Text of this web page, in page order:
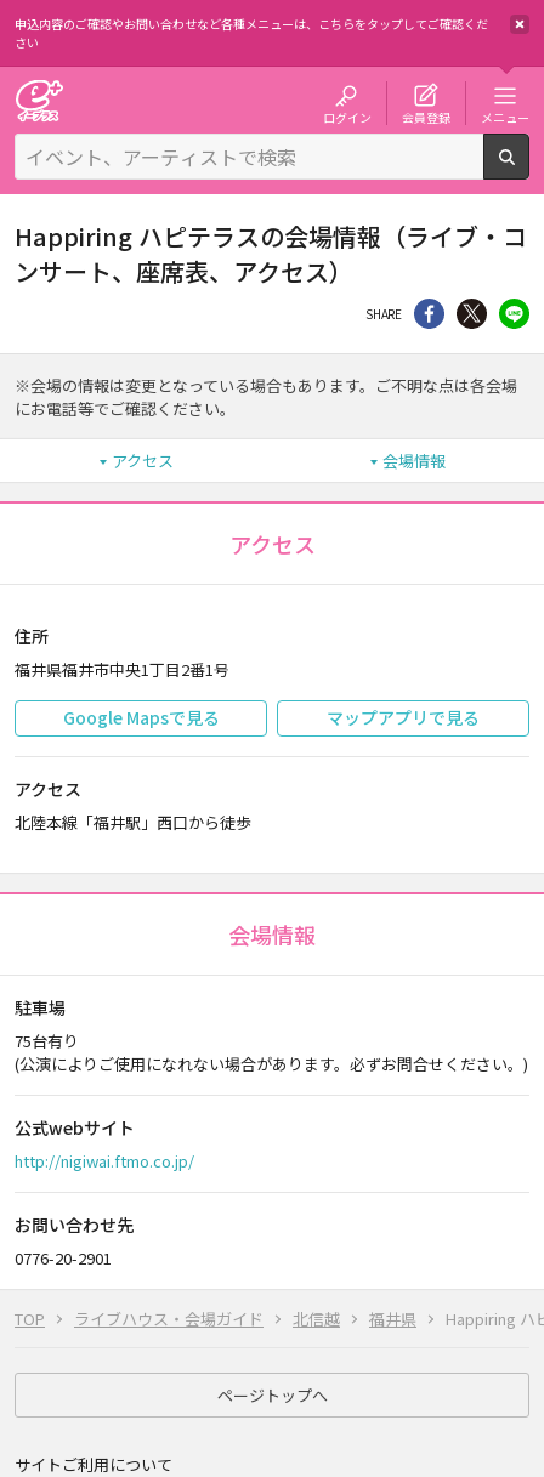
申込内容のご確認やお問い合わせなど各種メニューは、 こちらをタップしてご確認くだ
さい
ログイン 会員登録 メニュー
TOP ライブハウス・会場ガイド 北信越 福井県 Happiring ハ
Happiring ハピテラスの会場情報（ライブ・コ
ンサート、座席表、アクセス）
SHARE シェア Twitter
※会場の情報は変更となっている場合もあります。ご不明な点は各会場
にお電話等でご確認ください。
アクセス 会場情報
アクセス
住所
福井県福井市中央1丁目2番1号
Google Mapsで見る マップアプリで見る
アクセス
北陸本線「福井駅」西口から徒歩
会場情報
駐車場
75台有り
(公演によりご使用になれない場合があります。必ずお問合せください。)
公式webサイト
http://nigiwai.ftmo.co.jp/
お問い合わせ先
0776-20-2901
ページトップへ
サイトご利用について